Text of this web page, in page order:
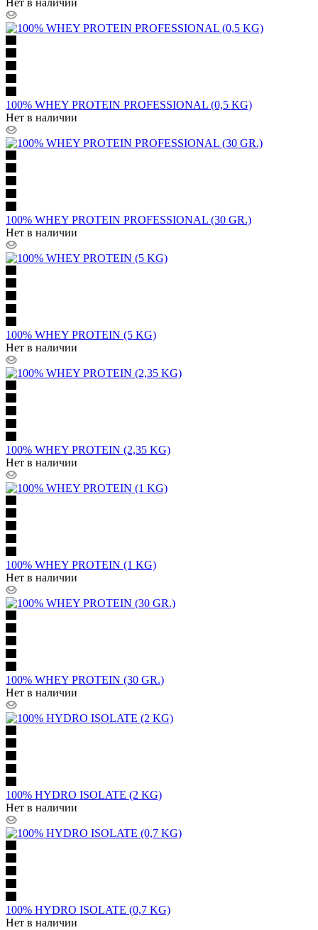
Нет в наличии
100% WHEY PROTEIN PROFESSIONAL (0,5 KG)
Нет в наличии
100% WHEY PROTEIN PROFESSIONAL (30 GR.)
Нет в наличии
100% WHEY PROTEIN (5 KG)
Нет в наличии
100% WHEY PROTEIN (2,35 KG)
Нет в наличии
100% WHEY PROTEIN (1 KG)
Нет в наличии
100% WHEY PROTEIN (30 GR.)
Нет в наличии
100% HYDRO ISOLATE (2 KG)
Нет в наличии
100% HYDRO ISOLATE (0,7 KG)
Нет в наличии